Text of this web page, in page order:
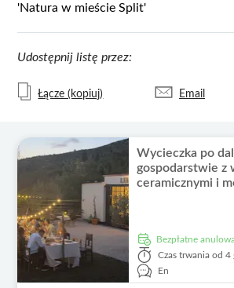
'Natura w mieście Split'
Udostępnij listę przez:
Łącze (kopiuj) Email
Wycieczka po
gospodarstwie z
ceramicznymi i
Bezpłatne
Czas trwania od 4
En